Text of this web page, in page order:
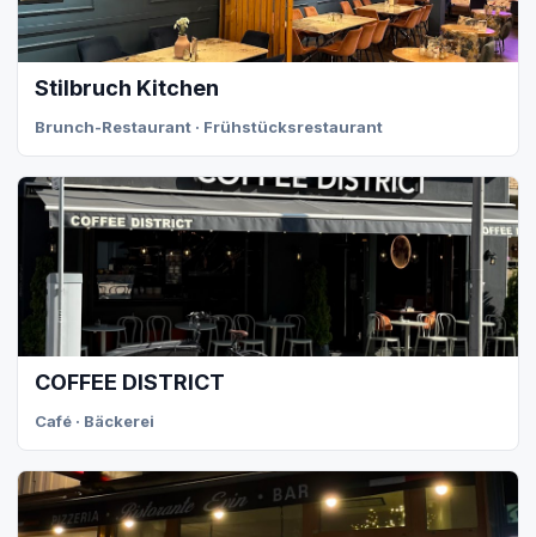
Stilbruch Kitchen
Brunch-Restaurant · Frühstücksrestaurant
COFFEE DISTRICT
Café · Bäckerei